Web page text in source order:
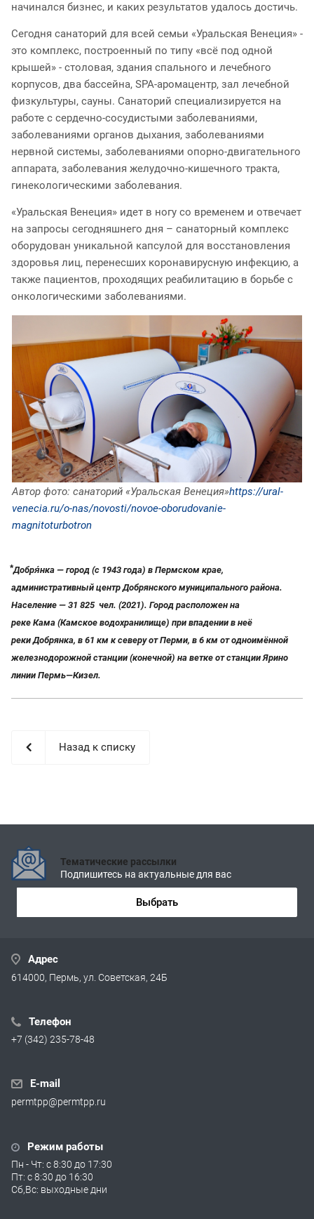
начинался бизнес, и каких результатов удалось достичь.
Сегодня санаторий для всей семьи «Уральская Венеция» -
это комплекс, построенный по типу «всё под одной
крышей» - столовая, здания спального и лечебного
корпусов, два бассейна, SPA-аромацентр, зал лечебной
физкультуры, сауны. Санаторий специализируется на
работе с сердечно-сосудистыми заболеваниями,
заболеваниями органов дыхания, заболеваниями
нервной системы, заболеваниями опорно-двигательного
аппарата, заболевания желудочно-кишечного тракта,
гинекологическими заболевания.
«Уральская Венеция» идет в ногу со временем и отвечает
на запросы сегодняшнего дня – санаторный комплекс
оборудован уникальной капсулой для восстановления
здоровья лиц, перенесших коронавирусную инфекцию, а
также пациентов, проходящих реабилитацию в борьбе с
онкологическими заболеваниями.
Автор фото: санаторий «Уральская Венеция»https://ural-
venecia.ru/o-nas/novosti/novoe-oborudovanie-
magnitoturbotron
⃰ Добря́нка — город (c 1943 года) в Пермском крае,
административный центр Добрянского муниципального района.
Население — 31 825 чел. (2021). Город расположен на
реке Кама (Камское водохранилище) при впадении в неё
реки Добрянка, в 61 км к северу от Перми, в 6 км от одноимённой
железнодорожной станции (конечной) на ветке от станции Ярино
линии Пермь—Кизел.
Назад к списку
Тематические рассылки
Подпишитесь на актуальные для вас
Выбрать
Адрес
614000, Пермь, ул. Советская, 24Б
Телефон
+7 (342) 235-78-48
E-mail
permtpp@permtpp.ru
Режим работы
Пн - Чт: с 8:30 до 17:30
Пт: с 8:30 до 16:30
Сб,Вс: выходные дни